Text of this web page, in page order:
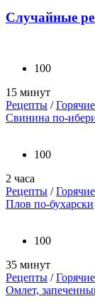
Случайные
100
15 минут
Рецепты /
Свинина по-
100
2 часа
Рецепты /
Плов по-бухарски
100
35 минут
Рецепты /
Омлет,